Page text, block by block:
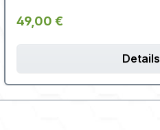
Regulärer Preis:
49,00 €
Details